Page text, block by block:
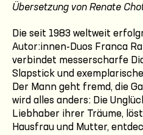
Übersetzung von Renate
Die seit 1983 weltweit
Autor:innen-Duos Franca
verbindet messerscharfe
Slapstick und
Der Mann geht fremd, die
wird alles anders: Die
Liebhaber ihrer Träume,
Hausfrau und Mutter,